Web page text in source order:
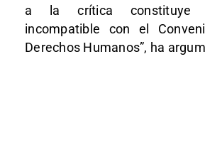
a la crítica constituye
incompatible con el
Derechos Humanos”, ha